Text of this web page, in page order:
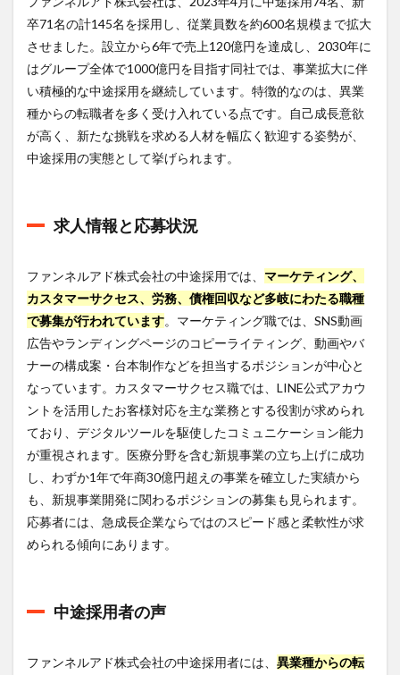
ルア
ド株
社へ
の転
職は
デジ
レカ
がお
すす
め！
め
卒71名の計145名を採用し、従業員数を約600名規模まで拡大
させました。設立から6年で売上120億円を達成し、2030年に
はグループ全体で1000億円を目指す同社では、事業拡大に伴
い積極的な中途採用を継続しています。特徴的なのは、異業
種からの転職者を多く受け入れている点です。自己成長意欲
が高く、新たな挑戦を求める人材を幅広く歓迎する姿勢が、
中途採用の実態として挙げられます。
求人情報と応募状況
ファンネルアド株式会社の中途採用では、 マーケティング、
カスタマーサクセス、労務、債権回収など多岐にわたる職種
で募集が行われています。マーケティング職では、SNS動画
広告やランディングページのコピーライティング、動画やバ
ナーの構成案・台本制作などを担当するポジションが中心と
なっています。カスタマーサクセス職では、LINE公式アカウ
ントを活用したお客様対応を主な業務とする役割が求められ
ており、デジタルツールを駆使したコミュニケーション能力
が重視されます。医療分野を含む新規事業の立ち上げに成功
し、わずか1年で年商30億円超えの事業を確立した実績から
も、新規事業開発に関わるポジションの募集も見られます。
応募者には、急成長企業ならではのスピード感と柔軟性が求
められる傾向にあります。
中途採用者の声
ファンネルアド株式会社の中途採用者には、 異業種からの転